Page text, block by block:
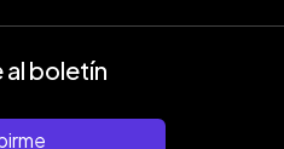
boletín